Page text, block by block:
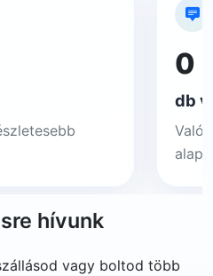
0
db
hívunk
vagy boltod több